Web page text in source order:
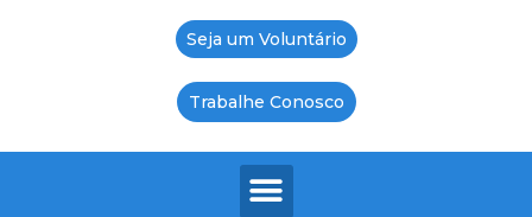
Seja um Voluntário
Trabalhe Conosco